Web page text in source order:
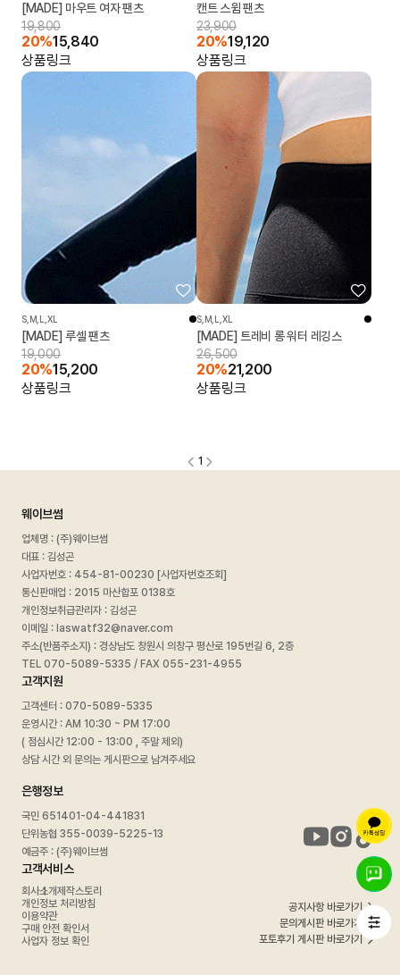
[MADE] 마우트 여자 팬츠
19,800
20%15,840
상품링크
캔트 스윔 팬츠
23,900
20%19,120
상품링크
S,M,L,XL
[MADE] 루셀 팬츠
19,000
20%15,200
상품링크
S,M,L,XL
[MADE] 트레비 롱 워터 레깅스
26,500
20%21,200
상품링크
1
웨이브썸
업체명 : (주)웨이브썸
대표 : 김성곤
사업자번호 : 454-81-00230 [사업자번호조회]
통신판매업 : 2015 마산합포 0138호
개인정보취급관리자 : 김성곤
이메일 : laswatf32@naver.com
주소(반품주소지) : 경상남도 창원시 의창구 평산로 195번길 6, 2층
TEL 070-5089-5335 / FAX 055-231-4955
고객지원
고객센터 : 070-5089-5335
운영시간 : AM 10:30 ~ PM 17:00
( 점심시간 12:00 - 13:00 , 주말 제외)
상담 시간 외 문의는 게시판으로 남겨주세요
은행정보
국민 651401-04-441831
단위농협 355-0039-5225-13
예금주 : (주)웨이브썸
고객서비스
회사소개제작스토리
개인정보 처리방침
이용약관
구매 안전 확인서
사업자 정보 확인
공지사항 바로가기
문의게시판 바로가기
포토후기 게시판 바로가기